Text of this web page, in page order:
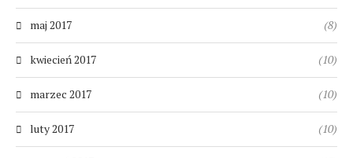
maj 2017 (8)
kwiecień 2017 (10)
marzec 2017 (10)
luty 2017 (10)